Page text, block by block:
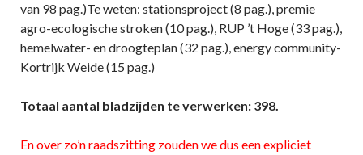
van 98 pag.)Te weten: stationsproject (8 pag.), premie
agro-ecologische stroken (10 pag.), RUP ’t Hoge (33 pag.),
hemelwater- en droogteplan (32 pag.), energy community-
Kortrijk Weide (15 pag.)
Totaal aantal bladzijden te verwerken: 398.
En over zo’n raadszitting zouden we dus een expliciet